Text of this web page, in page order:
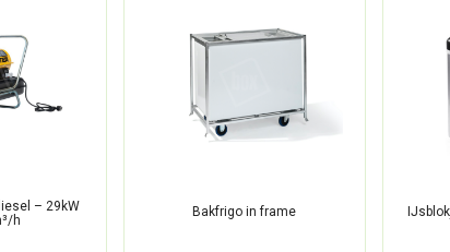
– 29kW
h
Bakfrigo in frame